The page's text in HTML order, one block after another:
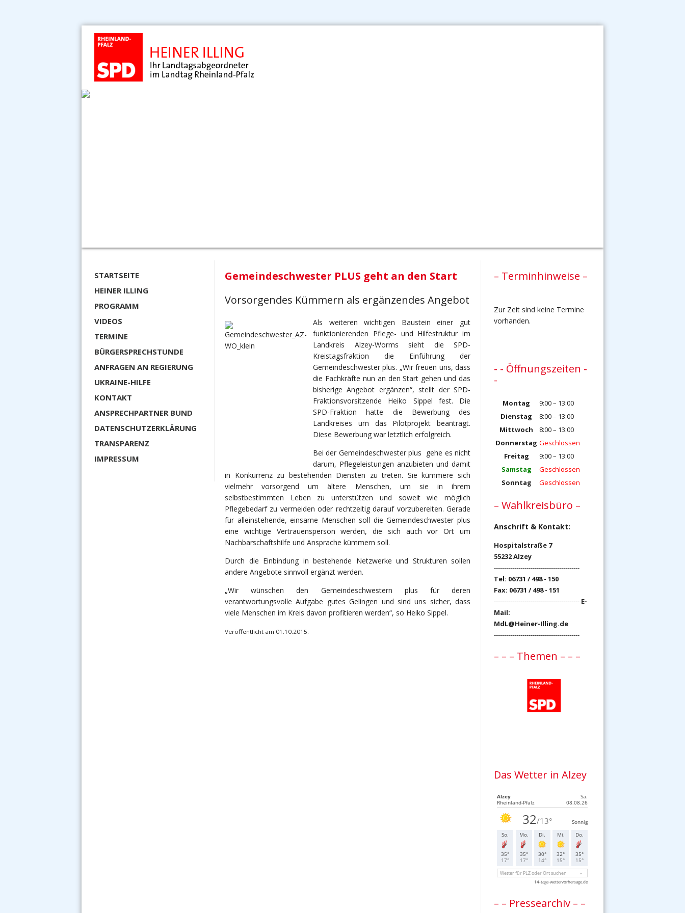
STARTSEITE
HEINER ILLING
PROGRAMM
VIDEOS
TERMINE
BÜRGERSPRECHSTUNDE
ANFRAGEN AN REGIERUNG
UKRAINE-HILFE
KONTAKT
ANSPRECHPARTNER BUND
DATENSCHUTZERKLÄRUNG
TRANSPARENZ
IMPRESSUM
Gemeindeschwester PLUS geht an den Start
Vorsorgendes Kümmern als ergänzendes Angebot
Als weiteren wichtigen Baustein einer gut
funktionierenden Pflege- und Hilfestruktur im
Landkreis Alzey-Worms sieht die SPD-
Kreistagsfraktion die Einführung der
Gemeindeschwester plus. „Wir freuen uns, dass
die Fachkräfte nun an den Start gehen und das
bisherige Angebot ergänzen“, stellt der SPD-
Fraktionsvorsitzende Heiko Sippel fest. Die
SPD-Fraktion hatte die Bewerbung des
Landkreises um das Pilotprojekt beantragt.
Diese Bewerbung war letztlich erfolgreich.
Bei der Gemeindeschwester plus gehe es nicht
darum, Pflegeleistungen anzubieten und damit
in Konkurrenz zu bestehenden Diensten zu treten. Sie kümmere sich
vielmehr vorsorgend um ältere Menschen, um sie in ihrem
selbstbestimmten Leben zu unterstützen und soweit wie möglich
Pflegebedarf zu vermeiden oder rechtzeitig darauf vorzubereiten. Gerade
für alleinstehende, einsame Menschen soll die Gemeindeschwester plus
eine wichtige Vertrauensperson werden, die sich auch vor Ort um
Nachbarschaftshilfe und Ansprache kümmern soll.
Durch die Einbindung in bestehende Netzwerke und Strukturen sollen
andere Angebote sinnvoll ergänzt werden.
„Wir wünschen den Gemeindeschwestern plus für deren
verantwortungsvolle Aufgabe gutes Gelingen und sind uns sicher, dass
viele Menschen im Kreis davon profitieren werden“, so Heiko Sippel.
Veröffentlicht am 01.10.2015.
– Terminhinweise –
Zur Zeit sind keine Termine
vorhanden.
- - Öffnungszeiten -
-
Montag
9:00 – 13:00
Dienstag
8:00 – 13:00
Mittwoch
8:00 – 13:00
Donnerstag Geschlossen
Freitag
9:00 – 13:00
Samstag
Geschlossen
Sonntag
Geschlossen
– Wahlkreisbüro –
Anschrift & Kontakt:
Hospitalstraße 7
55232 Alzey
------------------------------------------
Tel: 06731 / 498 - 150
Fax: 06731 / 498 - 151
------------------------------------------ E-
Mail:
MdL@Heiner-Illing.de
------------------------------------------
– – – Themen – – –
Das Wetter in Alzey
– – Pressearchiv – –